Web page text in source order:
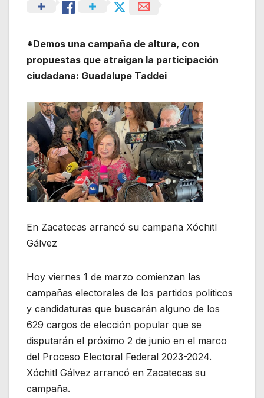
*Demos una campaña de altura, con
propuestas que atraigan la participación
ciudadana: Guadalupe Taddei
En Zacatecas arrancó su campaña Xóchitl
Gálvez
Hoy viernes 1 de marzo comienzan las
campañas electorales de los partidos políticos
y candidaturas que buscarán alguno de los
629 cargos de elección popular que se
disputarán el próximo 2 de junio en el marco
del Proceso Electoral Federal 2023-2024.
Xóchitl Gálvez arrancó en Zacatecas su
campaña.